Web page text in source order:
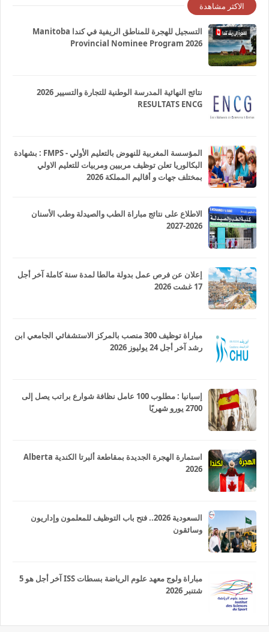
الاكثر مشاهدة
التسجيل للهجرة للمناطق الريفية في كندا Manitoba
Provincial Nominee Program 2026
نتائج النهائية المدرسة الوطنية للتجارة والتسيير 2026
RESULTATS ENCG
المؤسسة المغربية للنهوض بالتعليم الأولي - FMPS : بشهادة
البكالوريا تعلن توظيف مربيين ومربيات للتعليم الاولي
بمختلف جهات و أقاليم المملكة 2026
الاطلاع على نتائج مباراة الطب والصيدلة وطب الأسنان
2026-2027
إعلان عن فرص عمل بدولة مالطا لمدة سنة كاملة آخر أجل
17 غشت 2026
مباراة توظيف 300 منصب بالمركز الاستشفائي الجامعي ابن
رشد آخر أجل 24 يوليوز 2026
إسبانيا : مطلوب 100 عامل نظافة شوارع براتب يصل إلى
2700 يورو شهريًا
استمارة الهجرة الجديدة بمقاطعة ألبرتا الكندية Alberta
2026
السعودية 2026.. فتح باب التوظيف للمعلمون وإداريون
وسائقون
مباراة ولوج معهد علوم الرياضة بسطات ISS آخر أجل هو 5
شتنبر 2026